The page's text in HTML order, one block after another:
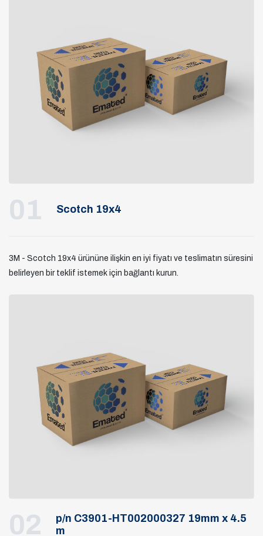
01 Scotch 19x4
3M - Scotch 19x4 ürününe ilişkin en iyi fiyatı ve teslimatın süresini
belirleyen bir teklif istemek için bağlantı kurun.
02
p/n C3901-HT002000327 19mm x 4.5
m